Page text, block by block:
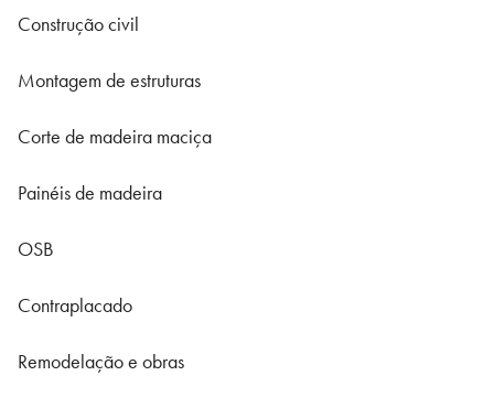
Construção civil
Montagem de estruturas
Corte de madeira maciça
Painéis de madeira
OSB
Contraplacado
Remodelação e obras